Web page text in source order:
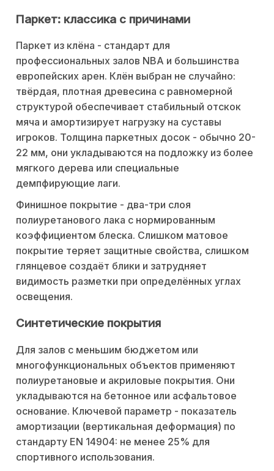
Паркет: классика с причинами
Паркет из клёна - стандарт для
профессиональных залов NBA и большинства
европейских арен. Клён выбран не случайно:
твёрдая, плотная древесина с равномерной
структурой обеспечивает стабильный отскок
мяча и амортизирует нагрузку на суставы
игроков. Толщина паркетных досок - обычно 20-
22 мм, они укладываются на подложку из более
мягкого дерева или специальные
демпфирующие лаги.
Финишное покрытие - два-три слоя
полиуретанового лака с нормированным
коэффициентом блеска. Слишком матовое
покрытие теряет защитные свойства, слишком
глянцевое создаёт блики и затрудняет
видимость разметки при определённых углах
освещения.
Синтетические покрытия
Для залов с меньшим бюджетом или
многофункциональных объектов применяют
полиуретановые и акриловые покрытия. Они
укладываются на бетонное или асфальтовое
основание. Ключевой параметр - показатель
амортизации (вертикальная деформация) по
стандарту EN 14904: не менее 25% для
спортивного использования.